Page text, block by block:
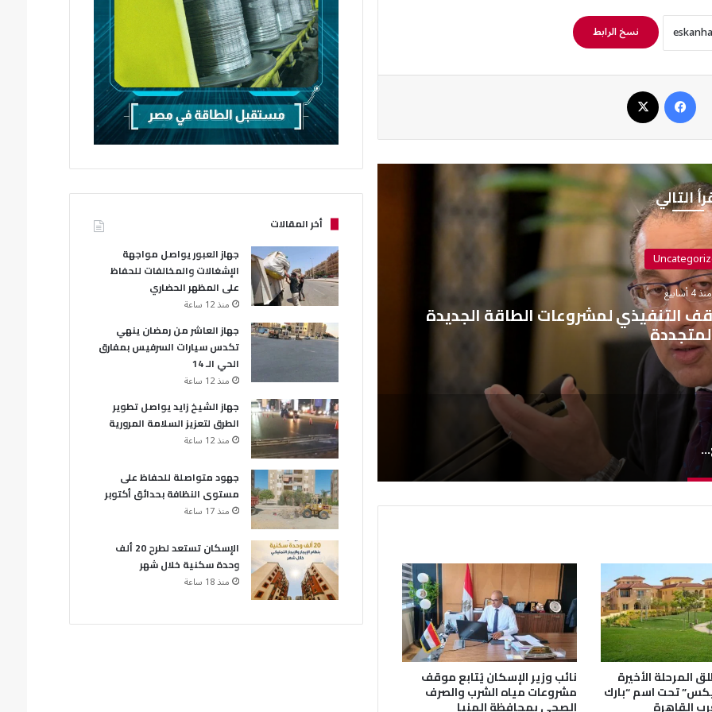
نسخ الرابط
التالي
منذ 4 أسابيع
التنفيذي لمشروعات الطاقة الجديدة مراد يقود حملة ميدانية مفاجئة بالعبور
رئيس الوزراء يتابع مستجدات الموقف التنفيذي لمشروعات الطاقة الجديدة والمتجددة
المرحلة الأخيرة
تحت اسم “بارك
القاهرة
نائب وزير الإسكان يُتابع موقف
مشروعات مياه الشرب والصرف
الصحى بمحافظة المنيا
أخر المقالات
جهاز العبور يواصل مواجهة
الإشغالات والمخالفات للحفاظ
على المظهر الحضاري
منذ 12 ساعة
جهاز العاشر من رمضان ينهي
تكدس سيارات السرفيس بمفارق
الحي الـ 14
منذ 12 ساعة
جهاز الشيخ زايد يواصل تطوير
الطرق لتعزيز السلامة المرورية
منذ 12 ساعة
جهود متواصلة للحفاظ على
مستوى النظافة بحدائق أكتوبر
منذ 17 ساعة
الإسكان تستعد لطرح 20 ألف
وحدة سكنية خلال شهر
منذ 18 ساعة